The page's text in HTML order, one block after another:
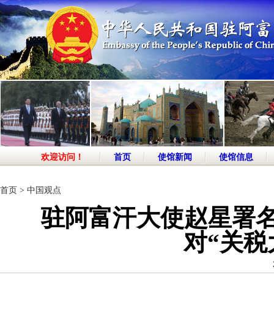
欢迎访问！ 首页 使馆新闻 使馆信息
首页 > 中国观点
驻阿富汗大使赵星署
对“关